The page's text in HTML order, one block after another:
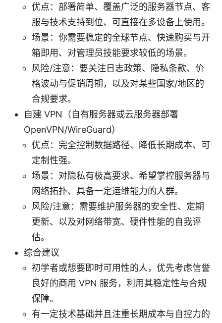
优点：部署简单、覆盖广泛的服务器节点、客
服与技术支持到位、可直接在多设备上使用。
场景：你需要稳定的全球节点、快速购买与开
箱即用、对管理员技能要求较低的场景。
风险/注意：要关注日志政策、隐私条款、价
格波动与促销周期，以及对某些国家/地区的
合规要求。
自建 VPN（自有服务器或云服务器部署
OpenVPN/WireGuard）
优点：完全控制数据路径、降低长期成本、可
定制性强。
场景：对隐私有极高要求、希望掌控服务器与
网络拓扑、具备一定运维能力的人群。
风险/注意：需要维护服务器的安全性、定期
更新、以及对网络带宽、硬件性能的自我评
估。
综合建议
初学者或想要即时可用性的人，优先考虑信誉
良好的商用 VPN 服务，利用其稳定性与合规
保障。
有一定技术基础并且注重长期成本与自控力的